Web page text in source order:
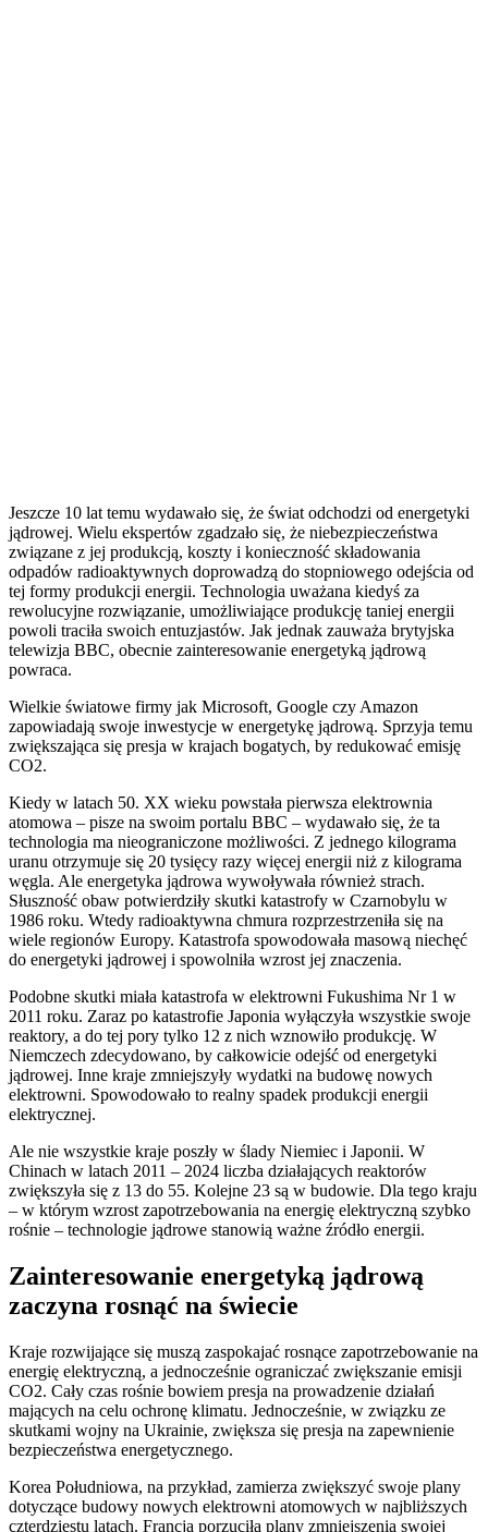
Jeszcze 10 lat temu wydawało się, że świat odchodzi od energetyki
jądrowej. Wielu ekspertów zgadzało się, że niebezpieczeństwa
związane z jej produkcją, koszty i konieczność składowania
odpadów radioaktywnych doprowadzą do stopniowego odejścia od
tej formy produkcji energii. Technologia uważana kiedyś za
rewolucyjne rozwiązanie, umożliwiające produkcję taniej energii
powoli traciła swoich entuzjastów. Jak jednak zauważa brytyjska
telewizja BBC, obecnie zainteresowanie energetyką jądrową
powraca.
Wielkie światowe firmy jak Microsoft, Google czy Amazon
zapowiadają swoje inwestycje w energetykę jądrową. Sprzyja temu
zwiększająca się presja w krajach bogatych, by redukować emisję
CO2.
Kiedy w latach 50. XX wieku powstała pierwsza elektrownia
atomowa – pisze na swoim portalu BBC – wydawało się, że ta
technologia ma nieograniczone możliwości. Z jednego kilograma
uranu otrzymuje się 20 tysięcy razy więcej energii niż z kilograma
węgla. Ale energetyka jądrowa wywoływała również strach.
Słuszność obaw potwierdziły skutki katastrofy w Czarnobylu w
1986 roku. Wtedy radioaktywna chmura rozprzestrzeniła się na
wiele regionów Europy. Katastrofa spowodowała masową niechęć
do energetyki jądrowej i spowolniła wzrost jej znaczenia.
Podobne skutki miała katastrofa w elektrowni Fukushima Nr 1 w
2011 roku. Zaraz po katastrofie Japonia wyłączyła wszystkie swoje
reaktory, a do tej pory tylko 12 z nich wznowiło produkcję. W
Niemczech zdecydowano, by całkowicie odejść od energetyki
jądrowej. Inne kraje zmniejszyły wydatki na budowę nowych
elektrowni. Spowodowało to realny spadek produkcji energii
elektrycznej.
Ale nie wszystkie kraje poszły w ślady Niemiec i Japonii. W
Chinach w latach 2011 – 2024 liczba działających reaktorów
zwiększyła się z 13 do 55. Kolejne 23 są w budowie. Dla tego kraju
– w którym wzrost zapotrzebowania na energię elektryczną szybko
rośnie – technologie jądrowe stanowią ważne źródło energii.
Zainteresowanie energetyką jądrową
zaczyna rosnąć na świecie
Kraje rozwijające się muszą zaspokajać rosnące zapotrzebowanie na
energię elektryczną, a jednocześnie ograniczać zwiększanie emisji
CO2. Cały czas rośnie bowiem presja na prowadzenie działań
mających na celu ochronę klimatu. Jednocześnie, w związku ze
skutkami wojny na Ukrainie, zwiększa się presja na zapewnienie
bezpieczeństwa energetycznego.
Korea Południowa, na przykład, zamierza zwiększyć swoje plany
dotyczące budowy nowych elektrowni atomowych w najbliższych
czterdziestu latach. Francja porzuciła plany zmniejszenia swojej